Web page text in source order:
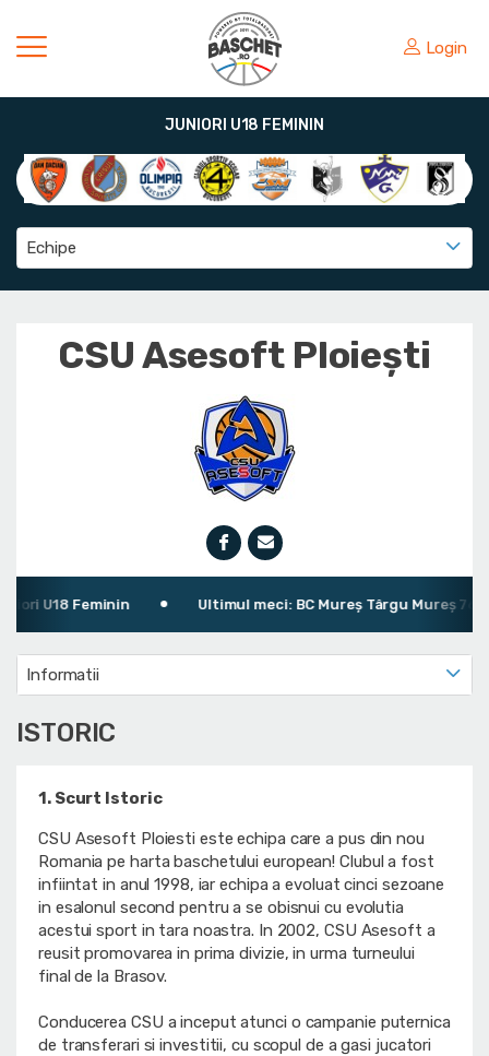
Login
JUNIORI U18 FEMININ
Echipe
CSU Asesoft Ploiești
U18 Feminin Ultimul meci: BC Mureș Târgu Mureș 76 -
Informatii
ISTORIC
1. Scurt Istoric
CSU Asesoft Ploiesti este echipa care a pus din nou
Romania pe harta baschetului european! Clubul a fost
infiintat in anul 1998, iar echipa a evoluat cinci sezoane
in esalonul second pentru a se obisnui cu evolutia
acestui sport in tara noastra. In 2002, CSU Asesoft a
reusit promovarea in prima divizie, in urma turneului
final de la Brasov.
Conducerea CSU a inceput atunci o campanie puternica
de transferari si investitii, cu scopul de a gasi jucatori